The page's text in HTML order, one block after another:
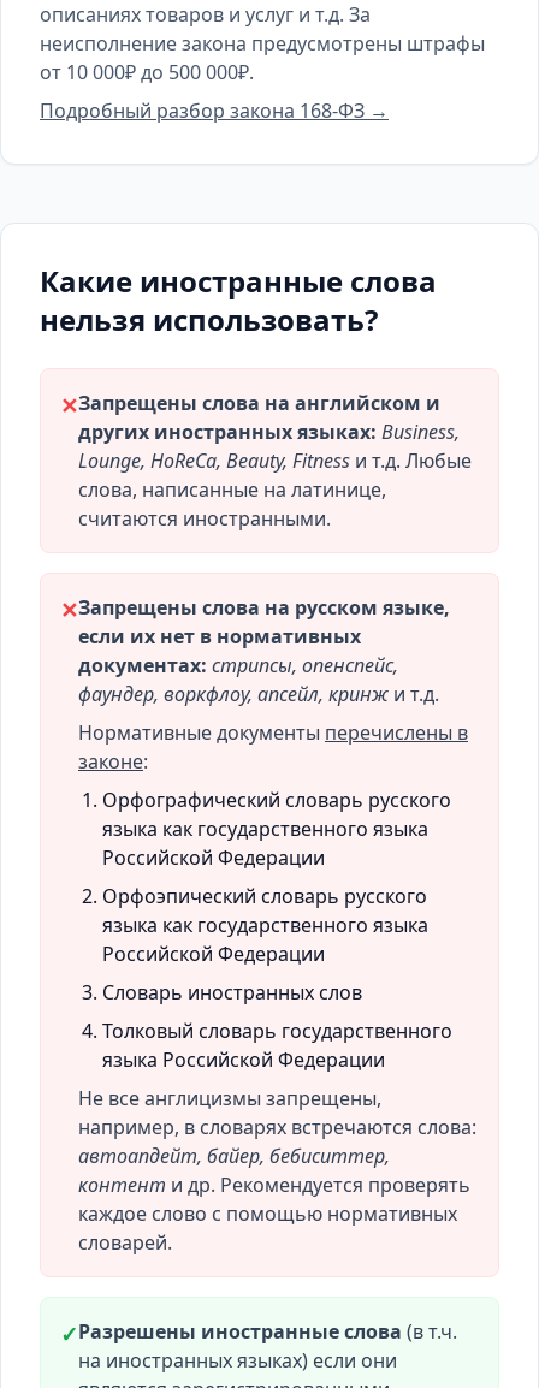
описаниях товаров и услуг и т.д. За
неисполнение закона предусмотрены штрафы
от 10 000₽ до 500 000₽.
Подробный разбор закона 168-ФЗ →
Какие иностранные слова
нельзя использовать?
✕Запрещены слова на английском и
других иностранных языках: Business,
Lounge, HoReCa, Beauty, Fitness и т.д. Любые
слова, написанные на латинице,
считаются иностранными.
✕Запрещены слова на русском языке,
если их нет в нормативных
документах: стрипсы, опенспейс,
фаундер, воркфлоу, апсейл, кринж и т.д.
Нормативные документы перечислены в
законе:
Орфографический словарь русского
языка как государственного языка
Российской Федерации
Орфоэпический словарь русского
языка как государственного языка
Российской Федерации
Словарь иностранных слов
Толковый словарь государственного
языка Российской Федерации
Не все англицизмы запрещены,
например, в словарях встречаются слова:
автоапдейт, байер, бебиситтер,
контент и др. Рекомендуется проверять
каждое слово с помощью нормативных
словарей.
✓Разрешены иностранные слова (в т.ч.
на иностранных языках) если они